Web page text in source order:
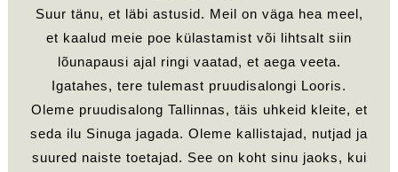
Suur tänu, et läbi astusid. Meil on väga hea meel,
et kaalud meie poe külastamist või lihtsalt siin
lõunapausi ajal ringi vaatad, et aega veeta.
Igatahes, tere tulemast pruudisalongi Looris.
Oleme pruudisalong Tallinnas, täis uhkeid kleite, et
seda ilu Sinuga jagada. Oleme kallistajad, nutjad ja
suured naiste toetajad. See on koht sinu jaoks, kui